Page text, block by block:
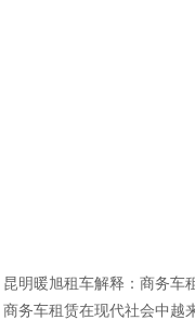
昆明暖旭租车解释：商务车
商务车租赁在现代社会中越